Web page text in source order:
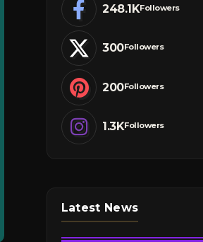
248.1KFollowers
300Followers
200Followers
1.3KFollowers
Latest News